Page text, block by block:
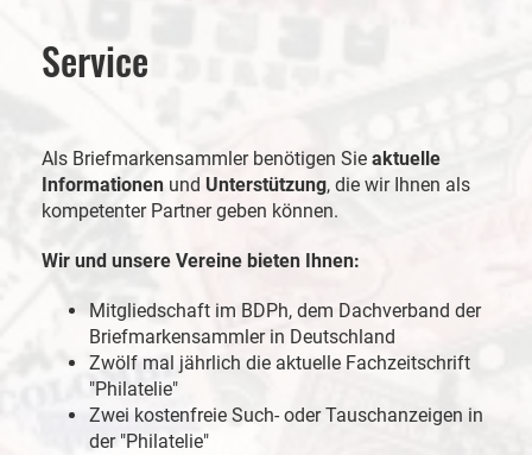
Service
Als Briefmarkensammler benötigen Sie aktuelle
Informationen und Unterstützung, die wir Ihnen als
kompetenter Partner geben können.
Wir und unsere Vereine bieten Ihnen:
Mitgliedschaft im BDPh, dem Dachverband der
Briefmarkensammler in Deutschland
Zwölf mal jährlich die aktuelle Fachzeitschrift
"Philatelie"
Zwei kostenfreie Such- oder Tauschanzeigen in
der "Philatelie"